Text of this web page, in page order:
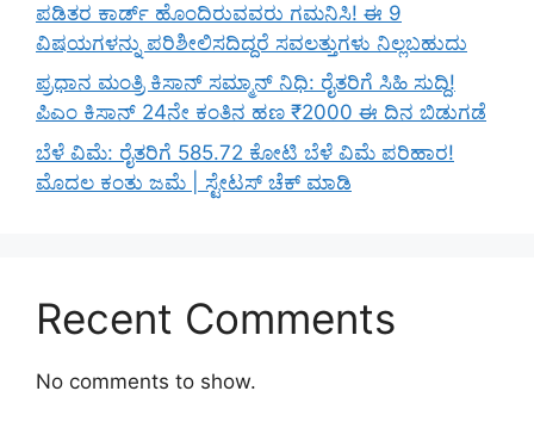
ಪಡಿತರ ಕಾರ್ಡ್ ಹೊಂದಿರುವವರು ಗಮನಿಸಿ! ಈ 9
ವಿಷಯಗಳನ್ನು ಪರಿಶೀಲಿಸದಿದ್ದರೆ ಸವಲತ್ತುಗಳು ನಿಲ್ಲಬಹುದು
ಪ್ರಧಾನ ಮಂತ್ರಿ ಕಿಸಾನ್ ಸಮ್ಮಾನ್ ನಿಧಿ: ರೈತರಿಗೆ ಸಿಹಿ ಸುದ್ದಿ!
ಪಿಎಂ ಕಿಸಾನ್ 24ನೇ ಕಂತಿನ ಹಣ ₹2000 ಈ ದಿನ ಬಿಡುಗಡೆ
ಬೆಳೆ ವಿಮೆ: ರೈತರಿಗೆ 585.72 ಕೋಟಿ ಬೆಳೆ ವಿಮೆ ಪರಿಹಾರ!
ಮೊದಲ ಕಂತು ಜಮೆ | ಸ್ಟೇಟಸ್ ಚೆಕ್ ಮಾಡಿ
Recent Comments
No comments to show.